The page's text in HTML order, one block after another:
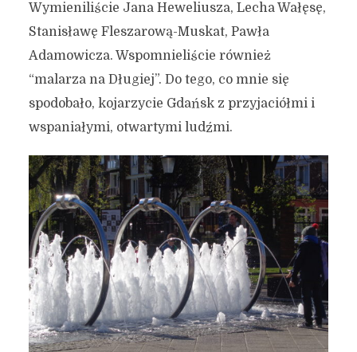
Wymieniliście Jana Heweliusza, Lecha Wałęsę,
Stanisławę Fleszarową-Muskat, Pawła
Adamowicza. Wspomnieliście również
“malarza na Długiej”. Do tego, co mnie się
spodobało, kojarzycie Gdańsk z przyjaciółmi i
wspaniałymi, otwartymi ludźmi.